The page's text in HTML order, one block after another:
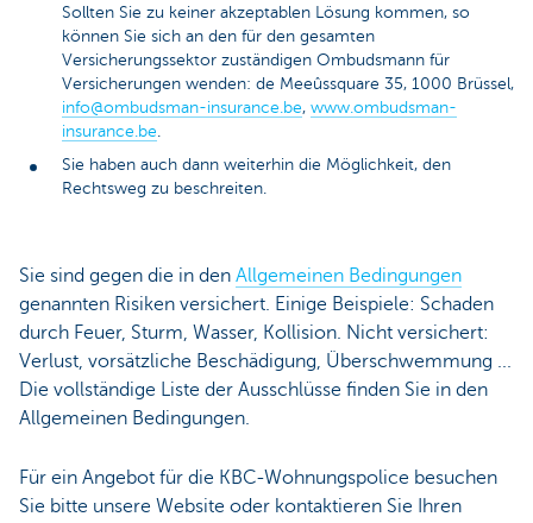
Sollten Sie zu keiner akzeptablen Lösung kommen, so
können Sie sich an den für den gesamten
Versicherungssektor zuständigen Ombudsmann für
Versicherungen wenden: de Meeûssquare 35, 1000 Brüssel,
info@ombudsman-insurance.be, www.ombudsman-
insurance.be.
Sie haben auch dann weiterhin die Möglichkeit, den
Rechtsweg zu beschreiten.
Sie sind gegen die in den Allgemeinen Bedingungen
genannten Risiken versichert. Einige Beispiele: Schaden
durch Feuer, Sturm, Wasser, Kollision. Nicht versichert:
Verlust, vorsätzliche Beschädigung, Überschwemmung ...
Die vollständige Liste der Ausschlüsse finden Sie in den
Allgemeinen Bedingungen.
Für ein Angebot für die KBC-Wohnungspolice besuchen
Sie bitte unsere Website oder kontaktieren Sie Ihren